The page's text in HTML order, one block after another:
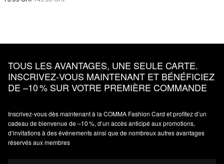
TOUS LES AVANTAGES, UNE SEULE CARTE.
INSCRIVEZ‑VOUS MAINTENANT ET BÉNÉFICIEZ
DE –10 % SUR VOTRE PREMIÈRE COMMANDE
Inscrivez‑vous dès maintenant à la COMMA Fashion Card et profitez d’un
cadeau de bienvenue de –10 %, d’un accès anticipé aux promotions,
d’invitations à des événements ainsi que de nombreux autres avantages
réservés aux membres